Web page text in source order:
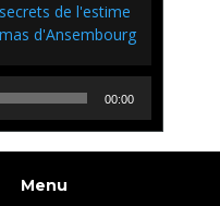
de l'estime
d'Ansembourg
00:00
Menu